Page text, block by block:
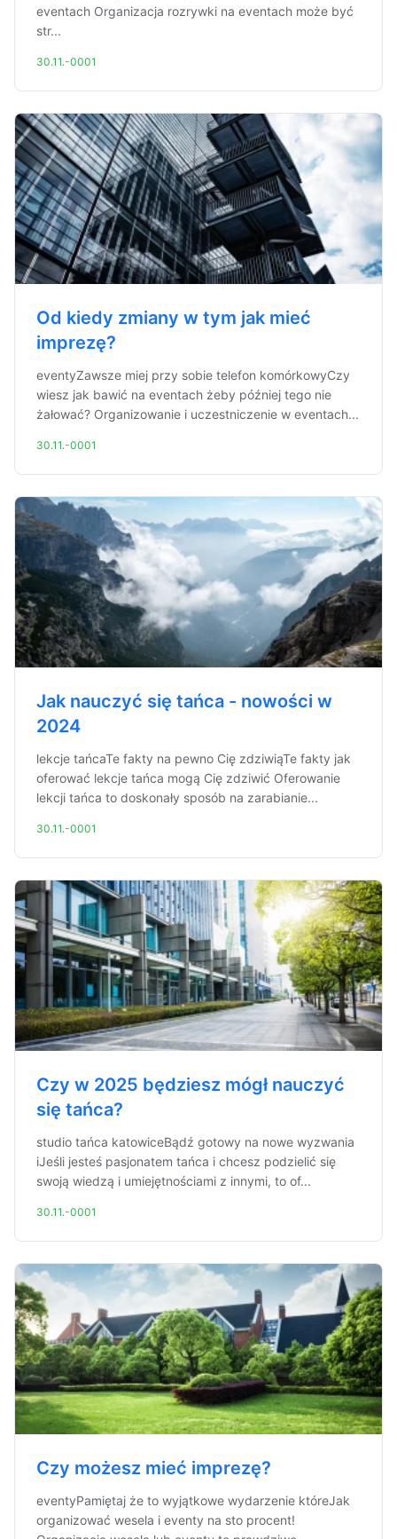
eventach Organizacja rozrywki na eventach może być
str...
30.11.-0001
Od kiedy zmiany w tym jak mieć
imprezę?
eventyZawsze miej przy sobie telefon komórkowyCzy
wiesz jak bawić na eventach żeby później tego nie
żałować? Organizowanie i uczestniczenie w eventach...
30.11.-0001
Jak nauczyć się tańca - nowości w
2024
lekcje tańcaTe fakty na pewno Cię zdziwiąTe fakty jak
oferować lekcje tańca mogą Cię zdziwić Oferowanie
lekcji tańca to doskonały sposób na zarabianie...
30.11.-0001
Czy w 2025 będziesz mógł nauczyć
się tańca?
studio tańca katowiceBądź gotowy na nowe wyzwania
iJeśli jesteś pasjonatem tańca i chcesz podzielić się
swoją wiedzą i umiejętnościami z innymi, to of...
30.11.-0001
Czy możesz mieć imprezę?
eventyPamiętaj że to wyjątkowe wydarzenie któreJak
organizować wesela i eventy na sto procent!